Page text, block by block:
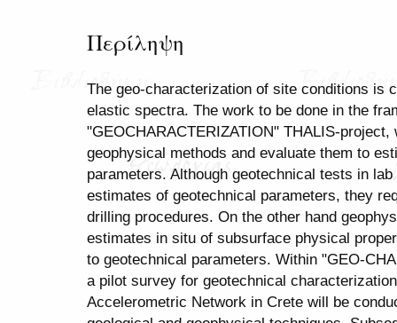
Περίληψη
The geo-characterization of site conditions is
elastic spectra. The work to be done in the
"GEOCHARACTERIZATION" THALIS-
geophysical methods and evaluate them to
parameters. Although geotechnical tests in
estimates of geotechnical parameters, they
drilling procedures. On the other hand
estimates in situ of subsurface physical
to geotechnical parameters. Within "GEO-
a pilot survey for geotechnical
Accelerometric Network in Crete will be